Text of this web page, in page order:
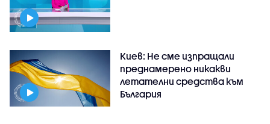
Киев: Не сме изпращали
преднамерено никакви
летателни средства към
България